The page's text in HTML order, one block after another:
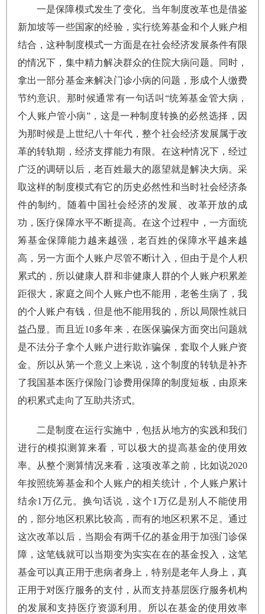
一是保障模式发生了变化。当年制度改革也是借鉴
新加坡等一些国家的经验，实行统筹基金和个人账户相
结合，这种制度模式一方面是在社会经济发展条件有限
的情况下，集中精力解决群众的住院大病问题。同时，
拿出一部分基金来解决门诊小病的问题，形成个人缴费
节约意识。那时候通常有一句话叫“统筹基金管大病，
个人账户管小病”，这是一种制度转换的必然选择，因
为那时候是上世纪八十年代，整个社会经济发展属于改
革的转轨期，经济支撑能力有限。在这种情况下，经过
广泛的调研以后，老百姓最大的愿望就是解决大病。采
取这样的制度模式有它的历史必然性和当时社会经济条
件的制约。随着中国社会经济的发展、改革开放的成
功，医疗保障水平不断提高。在这个过程中，一方面统
筹基金保障能力越来越强，老百姓的保障水平越来越
高，另一方面个人账户尽管不断计入，但由于是个人积
累式的，所以健康人群和非健康人群的个人账户积累差
距很大，家庭之间个人账户也不能用，老爸生病了，我
的个人账户有钱，但是他不能用我的，所以局限性就日
益凸显。而且近10多年来，在医保骗保方面突出问题就
是不法分子拿个人账户进行欺诈骗保，套取个人账户资
金。所以从第一个意义上来说，这个制度的转轨是补齐
了我国基本医疗保险门诊费用保障的制度短板，由原来
的积累式走向了互助共济式。
二是制度在运行实施中，包括从地方的实践和我们
进行的模拟测算来看，可以极大的提高基金的使用效
率。从整个测算情况来看，这项改革之前，比如说2020
年按照统筹基金和个人账户的相关统计，个人账户累计
结余1万亿元。换句话说，这个1万亿是别人不能使用
的，部分地区积累比较高，而有的地区积累不足。通过
这次改革以后，当期会有两千亿的基金用于加强门诊保
障，这笔钱就可以当期变为实实在在的基金投入，这笔
基金可以真正用于患病者身上，特别是老年人身上，真
正用于对医疗服务的支付，从而支持基层医疗服务机构
的发展和支持医疗资源利用。所以在基金的使用效率